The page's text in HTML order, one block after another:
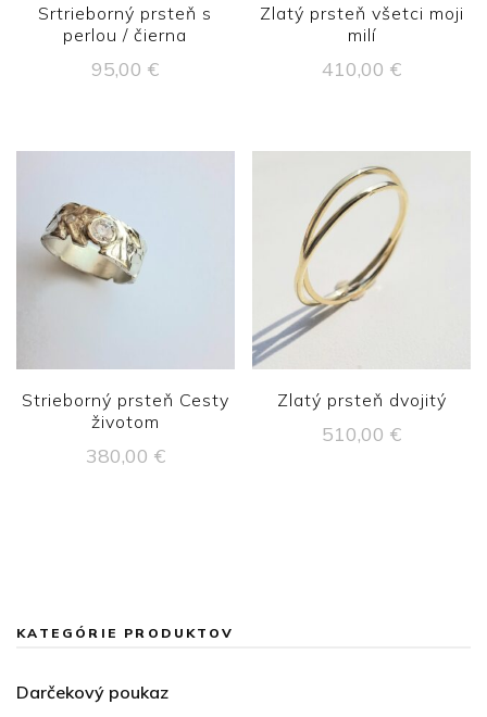
Srtrieborný prsteň s
perlou / čierna
95,00€
Zlatý prsteň všetci moji
milí
410,00€
Strieborný prsteň Cesty
životom
380,00 €
Zlatý prsteň dvojitý
510,00€
KATEGÓRIE PRODUKTOV
Darčekový poukaz